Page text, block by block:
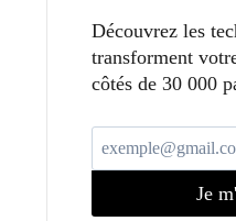
Découvrez les
transforment
côtés de 30 000
Je